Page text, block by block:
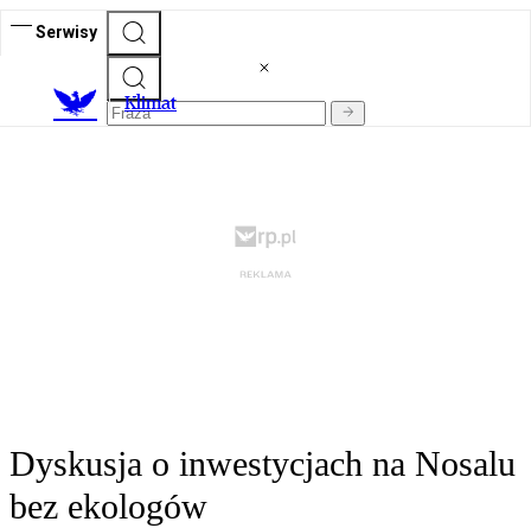
Serwisy
Klimat
Dyskusja o inwestycjach na Nosalu
bez ekologów